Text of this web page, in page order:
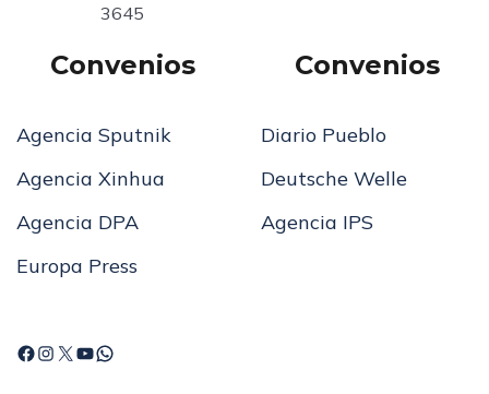
3645
Convenios
Agencia Sputnik
Agencia Xinhua
Agencia DPA
Europa Press
Convenios
Diario Pueblo
Deutsche Welle
Agencia IPS